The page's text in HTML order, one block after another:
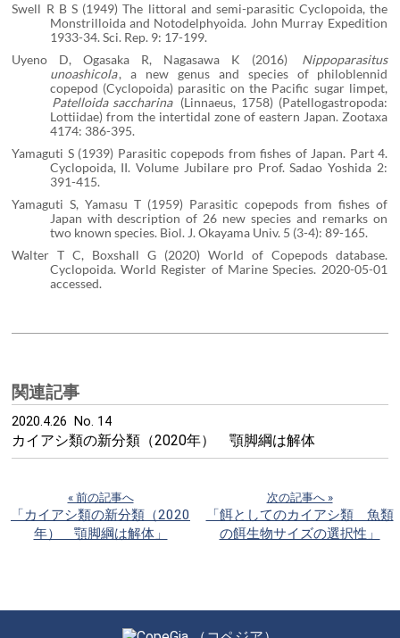
Swell R B S (1949) The littoral and semi-parasitic Cyclopoida, the
Monstrilloida and Notodelphyoida. John Murray Expedition
1933-34. Sci. Rep. 9: 17-199.
Uyeno D, Ogasaka R, Nagasawa K (2016)
Nippoparasitus
unoashicola, a new genus and species of philoblennid
copepod (Cyclopoida) parasitic on the Pacific sugar limpet,
Patelloida saccharina (Linnaeus, 1758) (Patellogastropoda:
Lottiidae) from the intertidal zone of eastern Japan. Zootaxa
4174: 386-395.
Yamaguti S (1939) Parasitic copepods from fishes of Japan. Part 4.
Cyclopoida, II. Volume Jubilare pro Prof. Sadao Yoshida 2:
391-415.
Yamaguti S, Yamasu T (1959) Parasitic copepods from fishes of
Japan with description of 26 new species and remarks on
two known species. Biol. J. Okayama Univ. 5 (3-4): 89-165.
Walter T C, Boxshall G (2020) World of Copepods database.
Cyclopoida. World Register of Marine Species. 2020-05-01
accessed.
関連記事
2020.4.26 No. 14
カイアシ類の新分類（2020年） 顎脚綱は解体
« 前の記事へ
「カイアシ類の新分類（2020
年） 顎脚綱は解体」
次の記事へ »
「餌としてのカイアシ類 魚類
の餌生物サイズの選択性」